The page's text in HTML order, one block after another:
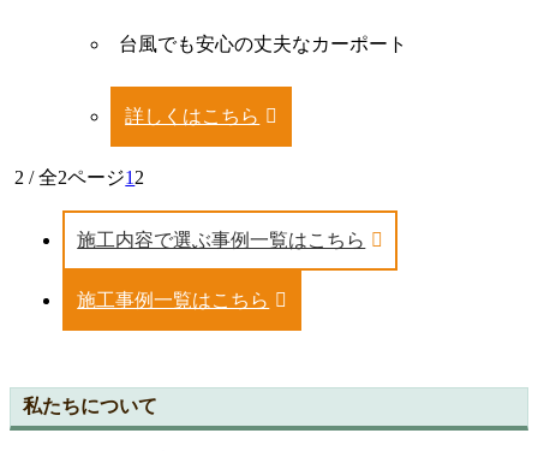
台風でも安心の丈夫なカーポート
詳しくはこちら
2 / 全2ページ1 2
施工内容で選ぶ事例一覧はこちら
施工事例一覧はこちら
私たちについて